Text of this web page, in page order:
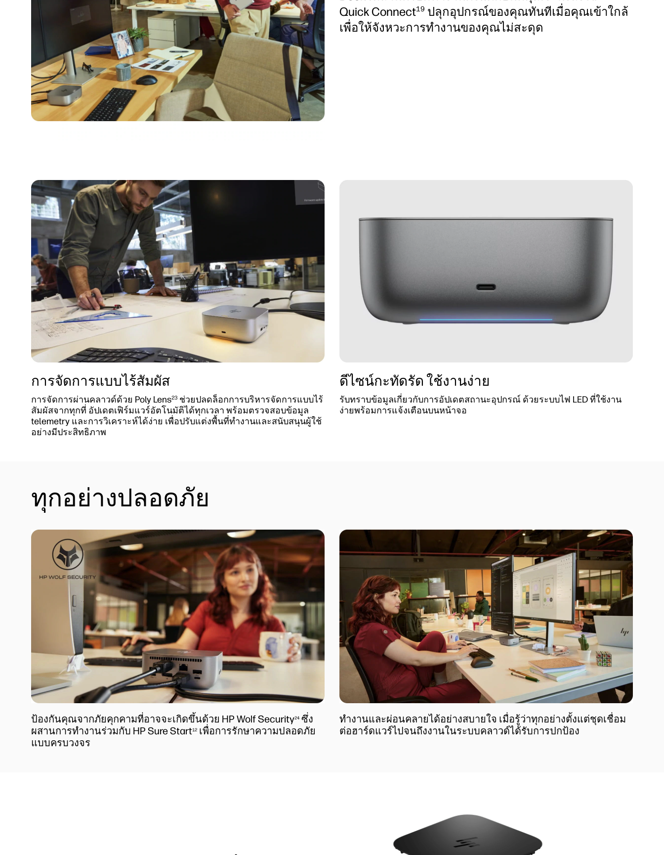
Quick Connect19 ปลุกอุปกรณ์ของคุณทันทีเมื่อคุณเข้าใกล้
เพื่อให้จังหวะการทำงานของคุณไม่สะดุด
การจัดการแบบไร้สัมผัส
การจัดการผ่านคลาวด์ด้วย Poly Lens23 ช่วยปลดล็อกการบริหารจัดการแบบไร้
สัมผัสจากทุกที่ อัปเดตเฟิร์มแวร์อัตโนมัติได้ทุกเวลา พร้อมตรวจสอบข้อมูล
telemetry และการวิเคราะห์ได้ง่าย เพื่อปรับแต่งพื้นที่ทำงานและสนับสนุนผู้ใช้
อย่างมีประสิทธิภาพ
ดีไซน์กะทัดรัด ใช้งานง่าย
รับทราบข้อมูลเกี่ยวกับการอัปเดตสถานะอุปกรณ์ ด้วยระบบไฟ LED ที่ใช้งาน
ง่ายพร้อมการแจ้งเตือนบนหน้าจอ
ทุกอย่างปลอดภัย
ป้องกันคุณจากภัยคุกคามที่อาจจะเกิดขึ้นด้วย HP Wolf Security24 ซึ่ง
ผสานการทำงานร่วมกับ HP Sure Start12 เพื่อการรักษาความปลอดภัย
แบบครบวงจร
ทำงานและผ่อนคลายได้อย่างสบายใจ เมื่อรู้ว่าทุกอย่างตั้งแต่ชุดเชื่อม
ต่อฮาร์ดแวร์ไปจนถึงงานในระบบคลาวด์ได้รับการปกป้อง